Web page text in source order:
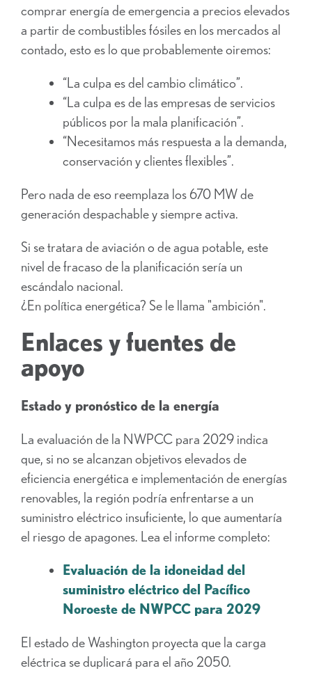
comprar energía de emergencia a precios elevados
a partir de combustibles fósiles en los mercados al
contado, esto es lo que probablemente oiremos:
“La culpa es del cambio climático”.
“La culpa es de las empresas de servicios
públicos por la mala planificación”.
“Necesitamos más respuesta a la demanda,
conservación y clientes flexibles”.
Pero nada de eso reemplaza los 670 MW de
generación despachable y siempre activa.
Si se tratara de aviación o de agua potable, este
nivel de fracaso de la planificación sería un
escándalo nacional.
¿En política energética? Se le llama "ambición".
Enlaces y fuentes de
apoyo
Estado y pronóstico de la energía
La evaluación de la NWPCC para 2029 indica
que, si no se alcanzan objetivos elevados de
eficiencia energética e implementación de energías
renovables, la región podría enfrentarse a un
suministro eléctrico insuficiente, lo que aumentaría
el riesgo de apagones. Lea el informe completo:
Evaluación de la idoneidad del
suministro eléctrico del Pacífico
Noroeste de NWPCC para 2029
El estado de Washington proyecta que la carga
eléctrica se duplicará para el año 2050.